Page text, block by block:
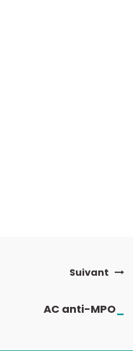
Suivant
AC anti-MPO